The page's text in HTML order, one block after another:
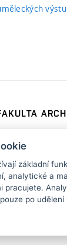
54114
základní
analytické a
pracujete.
po udělení